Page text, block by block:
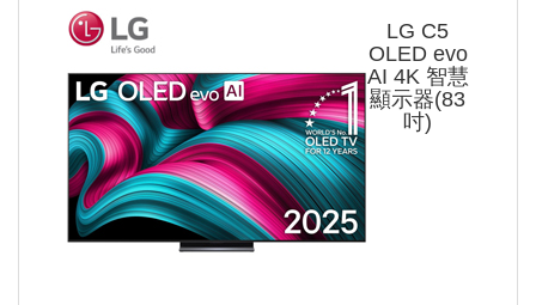
LG C5
OLED evo
AI 4K 智慧
顯示器(83
吋)